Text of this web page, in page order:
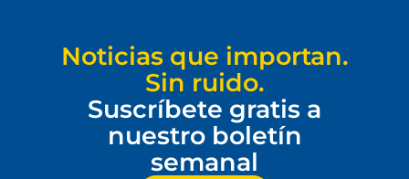
Noticias que importan.
Sin ruido.
Suscríbete gratis a
nuestro boletín
semanal